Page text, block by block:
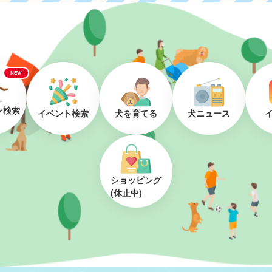
NEW
検索 イベント検索 犬を育てる 犬ニュース
ショッピング
(休止中)